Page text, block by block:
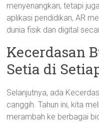
menyenangkan, tetapi
aplikasi pendidikan, AR
dunia fisik dan digital
Kecerdasan
Setia di
Selanjutnya, ada
canggih. Tahun ini, kita
merambah ke berbagai